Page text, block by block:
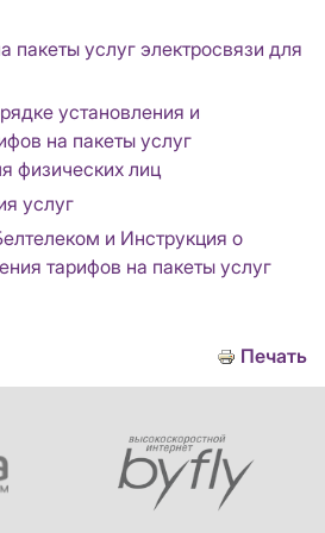
пакеты услуг электросвязи для
установления и
на пакеты услуг
физических лиц
услуг
и Инструкция о
тарифов на пакеты услуг
Печать